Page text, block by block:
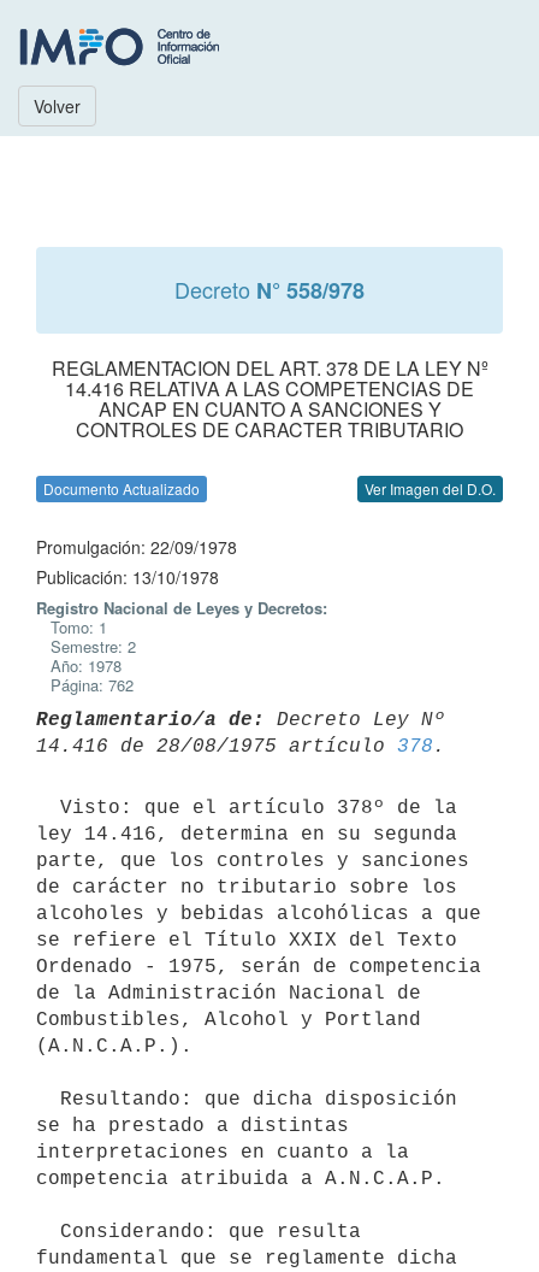
Volver
Decreto N° 558/978
REGLAMENTACION DEL ART. 378 DE LA LEY Nº
14.416 RELATIVA A LAS COMPETENCIAS DE
ANCAP EN CUANTO A SANCIONES Y
CONTROLES DE CARACTER TRIBUTARIO
Documento Actualizado Ver Imagen del D.O.
Promulgación: 22/09/1978
Publicación: 13/10/1978
Registro Nacional de Leyes y Decretos:
Tomo: 1
Semestre: 2
Año: 1978
Página: 762
Reglamentario/a de:
Decreto Ley Nº
14.416 de 28/08/1975 artículo 378
ley 14.416, determina en su segunda
parte, que los controles y sanciones
de carácter no tributario sobre los
alcoholes y bebidas alcohólicas a que
se refiere el Título XXIX del Texto
Ordenado - 1975, serán de competencia
de la Administración Nacional de
Combustibles, Alcohol y Portland
(A.N.C.A.P.).
se ha prestado a distintas
interpretaciones en cuanto a la
competencia atribuida a A.N.C.A.P.
fundamental que se reglamente dicha